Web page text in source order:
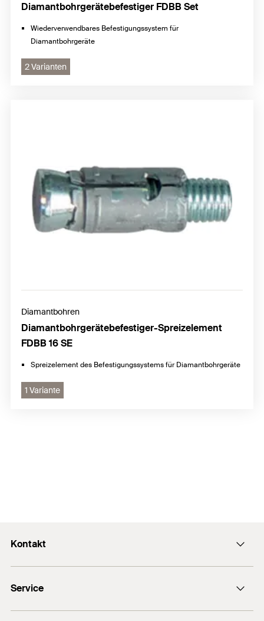
Diamantbohrgerätebefestiger FDBB Set
Wiederverwendbares Befestigungssystem für
Diamantbohrgeräte
2 Varianten
Diamantbohren
Diamantbohrgerätebefestiger-Spreizelement
FDBB 16 SE
Spreizelement des Befestigungssystems für Diamantbohrgeräte
1 Variante
Kontakt
Presse
Newsletter
Service